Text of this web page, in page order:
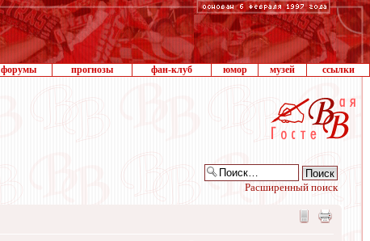
форумы прогнозы фан-клуб юмор музей ссылки
Расширенный поиск